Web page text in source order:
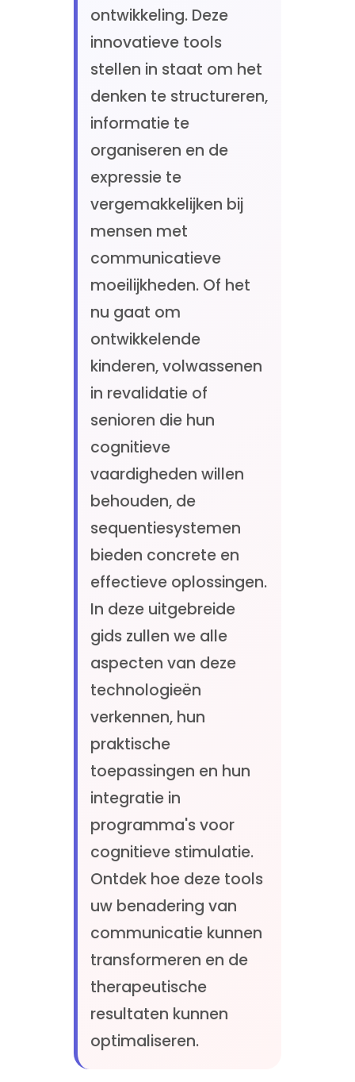
ontwikkeling. Deze
innovatieve tools
stellen in staat om het
denken te structureren,
informatie te
organiseren en de
expressie te
vergemakkelijken bij
mensen met
communicatieve
moeilijkheden. Of het
nu gaat om
ontwikkelende
kinderen, volwassenen
in revalidatie of
senioren die hun
cognitieve
vaardigheden willen
behouden, de
sequentiesystemen
bieden concrete en
effectieve oplossingen.
In deze uitgebreide
gids zullen we alle
aspecten van deze
technologieën
verkennen, hun
praktische
toepassingen en hun
integratie in
programma's voor
cognitieve stimulatie.
Ontdek hoe deze tools
uw benadering van
communicatie kunnen
transformeren en de
therapeutische
resultaten kunnen
optimaliseren.